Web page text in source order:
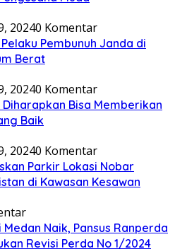
Publik Lebih Cepat dan
Tugas Sekda Medan Wiriya
Tak Pernah Berakhir